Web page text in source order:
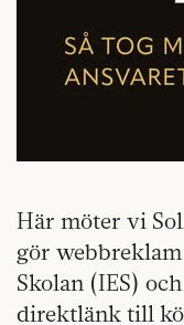
Här möter vi
gör
Skolan (IES)
direktlänk till